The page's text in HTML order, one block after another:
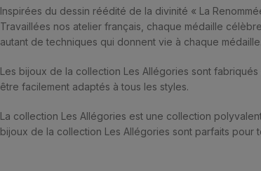
Inspirées du dessin réédité de la divinité « La
Travaillées nos atelier français, chaque médaille
autant de techniques qui donnent vie à chaque médaille.
Les bijoux de la collection Les Allégories sont
être facilement adaptés à tous les styles.
La collection Les Allégories est une collection
bijoux de la collection Les Allégories sont parfaits pour